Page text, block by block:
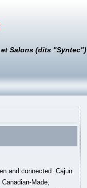
Salons (dits "Syntec")
and connected. Cajun
Made,